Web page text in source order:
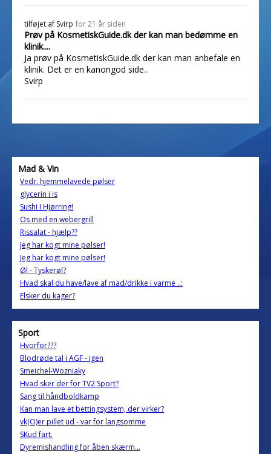
tilføjet af Svirp for 21 år siden
Prøv på KosmetiskGuide.dk der kan man bedømme en
klinik....
Ja prøv på KosmetiskGuide.dk der kan man anbefale en
klinik. Det er en kanongod side..
Svirp
Mad & Vin
Vedr. hjemmelavede pølser
glycerin i is
Sushi I Hjørring!
Os med en webergrill
Rissalat - hjælp??
Jeg har kogt mine pølser!
Jeg har kogt mine pølser!
Øl - Tyskerøl?
Hvad skal du have/lave af mad/drikke i varme ..:
Elsker du kager?
Sport
Hvorfor???
Blodrøde tal i AGF - igen
Smeichel-Wozniaky
Hvad sker der for TV2 Sport?
Sang til håndboldkamp
Kan man lave et bettingsystem, der virker?
vk(O)er pillet ud - var for langsomme
SKud fart.
Dyremishandling for åben skærm...